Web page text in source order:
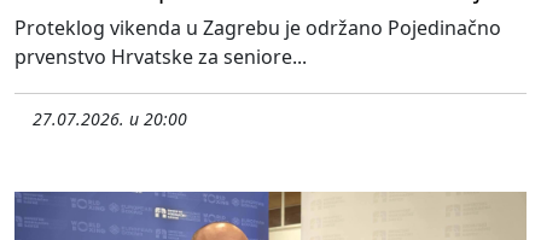
Proteklog vikenda u Zagrebu je održano Pojedinačno
prvenstvo Hrvatske za seniore...
27.07.2026. u 20:00